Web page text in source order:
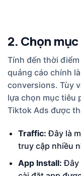
2. Chọn
Tính đến thời
quảng cáo chính
conversions. Tùy
lựa chọn mục tiêu
Tiktok Ads được
Traffic: Đây là
truy cập nhiều
App Install: Đây